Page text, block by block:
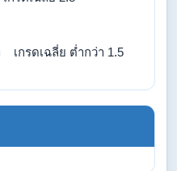
กรดเฉลี่ย ต่ำกว่า 1.5